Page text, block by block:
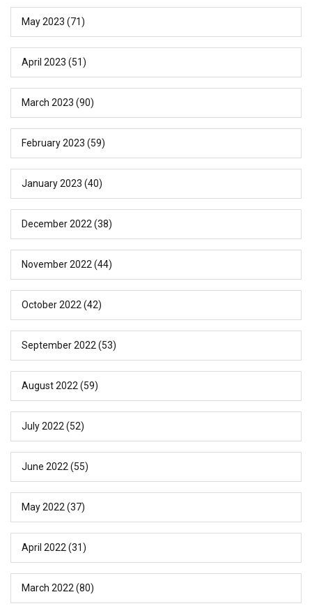
May 2023 (71)
April 2023 (51)
March 2023 (90)
February 2023 (59)
January 2023 (40)
December 2022 (38)
November 2022 (44)
October 2022 (42)
September 2022 (53)
August 2022 (59)
July 2022 (52)
June 2022 (55)
May 2022 (37)
April 2022 (31)
March 2022 (80)